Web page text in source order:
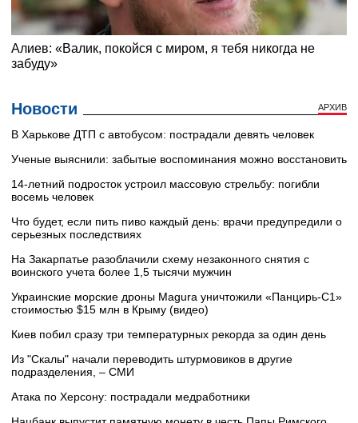
Новости АРХИВ
В Харькове ДТП с автобусом: пострадали девять человек
Ученые выяснили: забытые воспоминания можно восстановить
14-летний подросток устроил массовую стрельбу: погибли
восемь человек
Что будет, если пить пиво каждый день: врачи предупредили о
серьезных последствиях
На Закарпатье разоблачили схему незаконного снятия с
воинского учета более 1,5 тысячи мужчин
Украинские морские дроны Magura уничтожили «Панцирь-С1»
стоимостью $15 млн в Крыму (видео)
Киев побил сразу три температурных рекорда за один день
Из "Скалы" начали переводить штурмовиков в другие
подразделения, – СМИ
Атака по Херсону: пострадали медработники